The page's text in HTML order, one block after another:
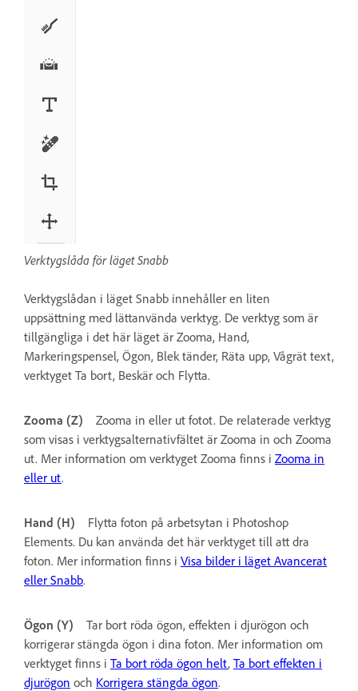
Verktygslåda för läget Snabb
Verktygslådan i läget Snabb innehåller en liten
uppsättning med lättanvända verktyg. De verktyg som är
tillgängliga i det här läget är Zooma, Hand,
Markeringspensel, Ögon, Blek tänder, Räta upp, Vågrät text,
verktyget Ta bort, Beskär och Flytta.
Zooma (Z)
Zooma in eller ut fotot. De relaterade verktyg
som visas i verktygsalternativfältet är Zooma in och Zooma
ut. Mer information om verktyget Zooma finns i Zooma in
eller ut.
Hand (H)
Flytta foton på arbetsytan i Photoshop
Elements. Du kan använda det här verktyget till att dra
foton. Mer information finns i Visa bilder i läget Avancerat
eller Snabb.
Ögon (Y)
Tar bort röda ögon, effekten i djurögon och
korrigerar stängda ögon i dina foton. Mer information om
verktyget finns i Ta bort röda ögon helt, Ta bort effekten i
djurögon och Korrigera stängda ögon.